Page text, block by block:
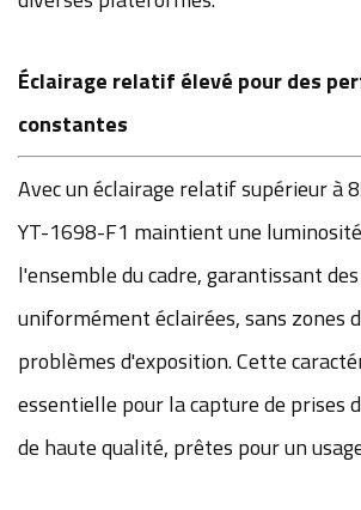
Éclairage relatif élevé pour des
constantes
Avec un éclairage relatif supérieur à
YT-1698-F1 maintient une
l'ensemble du cadre, garantissant
uniformément éclairées, sans zones
problèmes d'exposition. Cette
essentielle pour la capture de prises
de haute qualité, prêtes pour un